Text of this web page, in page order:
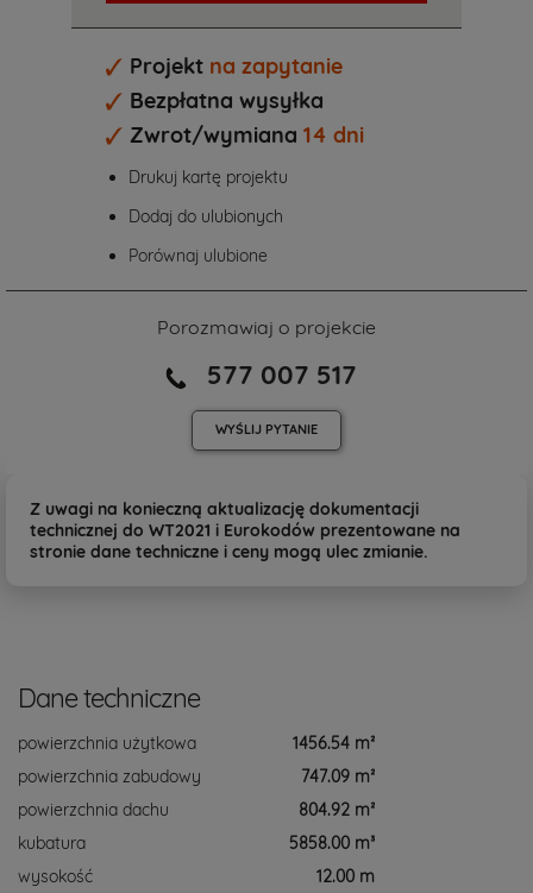
Projekt na zapytanie
Bezpłatna wysyłka
Zwrot/wymiana 14 dni
Drukuj kartę projektu
Dodaj do ulubionych
Porównaj ulubione
Porozmawiaj o projekcie
577 007 517
WYŚLIJ PYTANIE
Z uwagi na konieczną aktualizację dokumentacji
technicznej do WT2021 i Eurokodów prezentowane na
stronie dane techniczne i ceny mogą ulec zmianie.
Dane techniczne
powierzchnia użytkowa
1456.54 m²
powierzchnia zabudowy
747.09 m²
powierzchnia dachu
804.92 m²
kubatura
5858.00 m³
wysokość
12.00 m